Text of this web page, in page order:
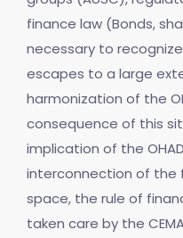
finance law (Bonds,
necessary to
escapes to a large
harmonization of the
consequence of this
implication of the
interconnection of the
space, the rule of
taken care by the